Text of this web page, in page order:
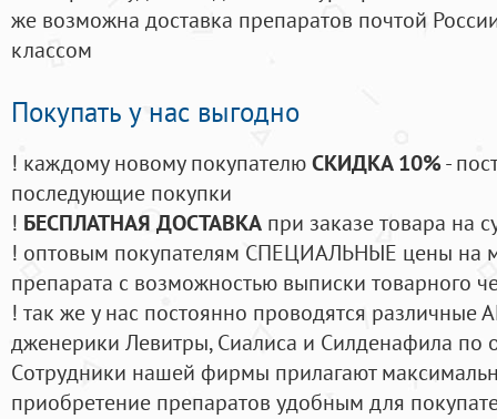
же возможна доставка препаратов почтой
классом
Покупать у нас выгодно
! каждому новому покупателюСКИДКА 10%-
последующие покупки
! БЕСПЛАТНАЯ ДОСТАВКА при заказе товара на
! оптовым покупателям СПЕЦИАЛЬНЫЕ цены на
препарата с возможностью выписки товарного
! так же у нас постоянно проводятся
дженерики Левитры, Сиалиса и Силденафила по
Cотрудники нашей фирмы прилагают
приобретение препаратов удобным для